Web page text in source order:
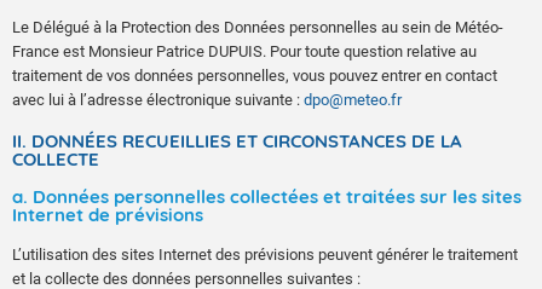
Le Délégué à la Protection des Données personnelles au sein de Météo-
France est Monsieur Patrice DUPUIS. Pour toute question relative au
traitement de vos données personnelles, vous pouvez entrer en contact
avec lui à l’adresse électronique suivante : dpo@meteo.fr
II. DONNÉES RECUEILLIES ET CIRCONSTANCES DE LA
COLLECTE
a. Données personnelles collectées et traitées sur les sites
Internet de prévisions
L’utilisation des sites Internet des prévisions peuvent générer le traitement
et la collecte des données personnelles suivantes :